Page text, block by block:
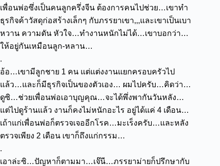
เพื่อนพ่อซึ่งเป็นคนลูกครึ่งจีน ต้องการคนไปช่วย…เขาทำ
ธุรกิจค้าวัสดุก่อสร้างเล็กๆ กับภรรยาเขา,,,และเขาเป็นเบา
หวาน ความดัน หัวใจ…ทำงานหนักไม่ได้…เขาบอกว่า…
ให้อยู่กันเหมือนลูก-หลาน…
.
อ้อ…เขามีลูกชาย 1 คน แต่แต่งงานแยกครอบครัวไป
แล้ว…และก็มีธุรกิจเป็นของตัวเอง… ผมไปครับ…คิดว่า…
ดูซิ…ช่วยเพื่อนพ่อเอาบุญคุณ…จะได้พึ่งพากันวันหลัง…
แต่ไปดูร้านแล้ว งานก็คงไม่หนักอะไร อยู่ได้แค่ 4 เดือน…
เถ้าแก่เพื่อนพ่อก็ตรวจเจออีกโรค…มะเร็งครับ…และหลัง
ตรวจเพียง 2 เดือน เขาก็ถึงแก่กรรม…
.
เอาล่ะซิ…ปัญหาก็ตามมา…เจ๊นี…ภรรยาม่ายก็ปรึกษากับ